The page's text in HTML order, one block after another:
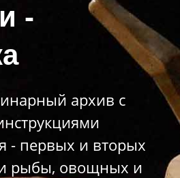
-
архив с
- первых и вторых
рыбы, овощных и